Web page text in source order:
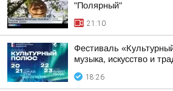
"Полярный"
21:10
Фестиваль
музыка, искусство и
18:26